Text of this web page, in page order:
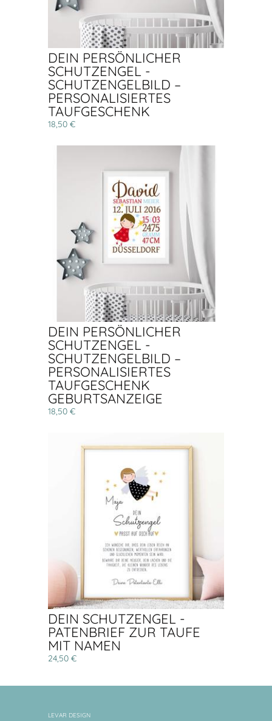
DEIN PERSÖNLICHER
SCHUTZENGEL -
SCHUTZENGELBILD –
PERSONALISIERTES
TAUFGESCHENK
18,50 €
DEIN PERSÖNLICHER
SCHUTZENGEL -
SCHUTZENGELBILD –
PERSONALISIERTES
TAUFGESCHENK
GEBURTSANZEIGE
18,50 €
DEIN SCHUTZENGEL -
PATENBRIEF ZUR TAUFE
MIT NAMEN
24,50 €
LEVAR DESIGN